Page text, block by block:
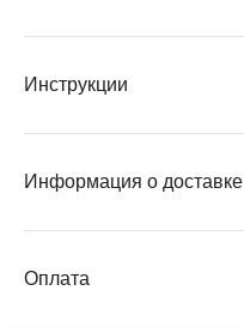
Инструкции
Информация о доставке
Оплата